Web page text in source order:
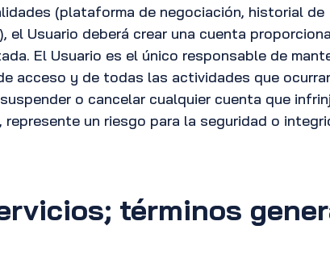
(plataforma de negociación, historial de
el Usuario deberá crear una cuenta
El Usuario es el único responsable de
acceso y de todas las actividades que
o cancelar cualquier cuenta que
represente un riesgo para la seguridad o
términos